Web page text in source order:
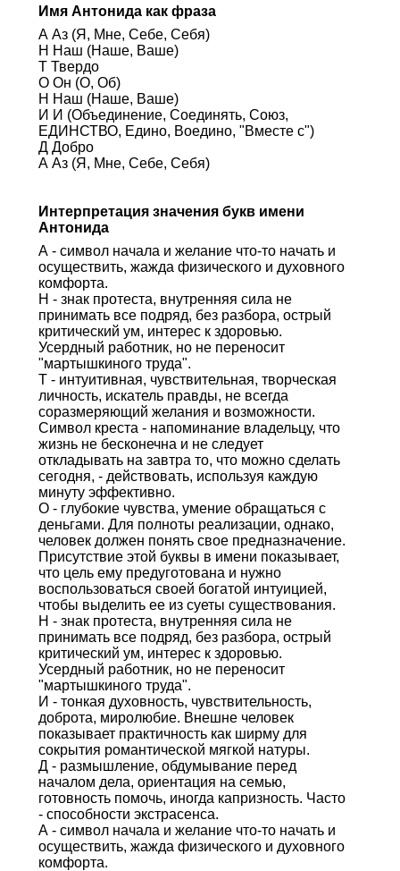
Имя Антонида как фраза
А Аз (Я, Мне, Себе, Себя)
Н Наш (Наше, Ваше)
Т Твердо
О Он (О, Об)
Н Наш (Наше, Ваше)
И И (Объединение, Соединять, Союз,
ЕДИНСТВО, Едино, Воедино, "Вместе с")
Д Добро
А Аз (Я, Мне, Себе, Себя)
Интерпретация значения букв имени
Антонида
А - символ начала и желание что-то начать и
осуществить, жажда физического и духовного
комфорта.
Н - знак протеста, внутренняя сила не
принимать все подряд, без разбора, острый
критический ум, интерес к здоровью.
Усердный работник, но не переносит
"мартышкиного труда".
Т - интуитивная, чувствительная, творческая
личность, искатель правды, не всегда
соразмеряющий желания и возможности.
Символ креста - напоминание владельцу, что
жизнь не бесконечна и не следует
откладывать на завтра то, что можно сделать
сегодня, - действовать, используя каждую
минуту эффективно.
О - глубокие чувства, умение обращаться с
деньгами. Для полноты реализации, однако,
человек должен понять свое предназначение.
Присутствие этой буквы в имени показывает,
что цель ему предуготована и нужно
воспользоваться своей богатой интуицией,
чтобы выделить ее из суеты существования.
Н - знак протеста, внутренняя сила не
принимать все подряд, без разбора, острый
критический ум, интерес к здоровью.
Усердный работник, но не переносит
"мартышкиного труда".
И - тонкая духовность, чувствительность,
доброта, миролюбие. Внешне человек
показывает практичность как ширму для
сокрытия романтической мягкой натуры.
Д - размышление, обдумывание перед
началом дела, ориентация на семью,
готовность помочь, иногда капризность. Часто
- способности экстрасенса.
А - символ начала и желание что-то начать и
осуществить, жажда физического и духовного
комфорта.